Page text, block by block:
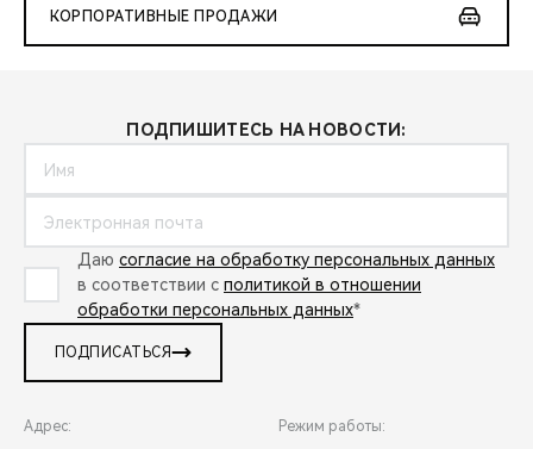
КОРПОРАТИВНЫЕ ПРОДАЖИ
ПОДПИШИТЕСЬ НА НОВОСТИ:
Даю согласие на обработку персональных данных
в соответствии с политикой в отношении
обработки персональных данных*
ПОДПИСАТЬСЯ
Адрес: Режим работы: